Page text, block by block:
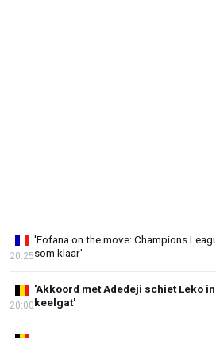
'Fofana on the move: Champions
som klaar'
20:25
'Akkoord met Adedeji schiet Leko
keelgat'
20:00